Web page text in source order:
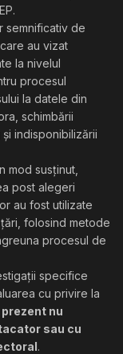
semnificativ de
au vizat
la nivelul
procesul
la datele din
schimbării
indisponibilizării
mod susținut,
post alegeri
au fost utilizate
folosind metode
procesul de
specifice
cu privire la
nu
sau cu
.